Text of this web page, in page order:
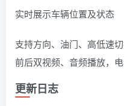
实时展示车辆位置及状态
支持方向、油门、高低速
前后双视频、音频播放，电
更新日志